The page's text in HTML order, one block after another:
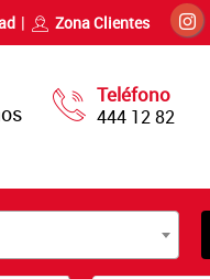
Zona Clientes
Teléfono
444 12 82